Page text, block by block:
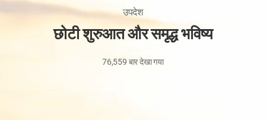
उपदेश
छोटी शुरुआत और समृद्ध भविष्य
15
76,559 बार देखा गया